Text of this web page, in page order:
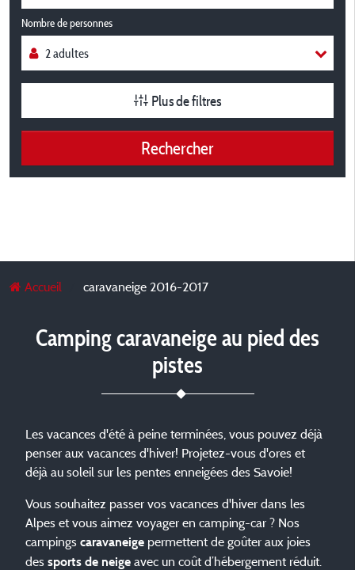
Nombre de personnes
Rechercher
Plus de filtres
Accueil caravaneige 2016-2017
Camping caravaneige au pied des
pistes
Les vacances d'été à peine terminées, vous pouvez déjà
penser aux vacances d'hiver! Projetez-vous d'ores et
déjà au soleil sur les pentes enneigées des Savoie!
Vous souhaitez passer vos vacances d'hiver dans les
Alpes et vous aimez voyager en camping-car ? Nos
campings caravaneige permettent de goûter aux joies
des sports de neige avec un coût d’hébergement réduit.